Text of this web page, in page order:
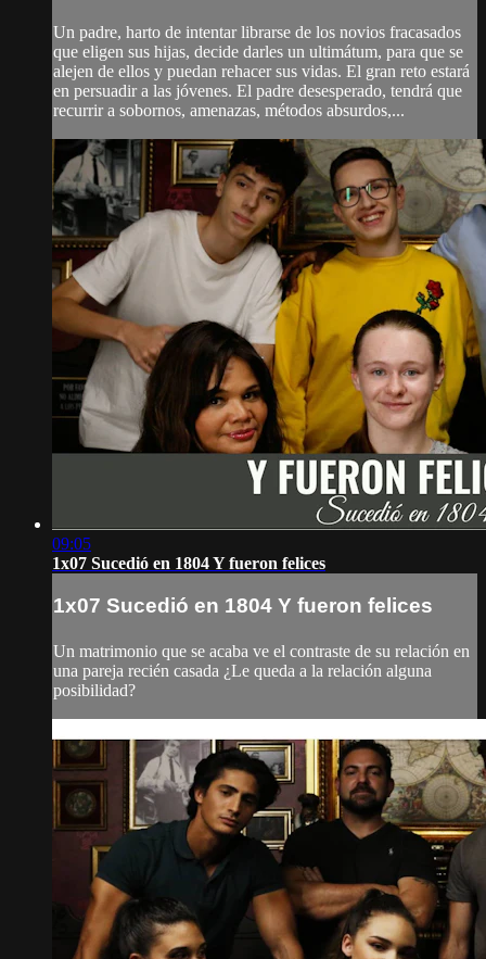
Un padre, harto de intentar librarse de los novios fracasados
que eligen sus hijas, decide darles un ultimátum, para que se
alejen de ellos y puedan rehacer sus vidas. El gran reto estará
en persuadir a las jóvenes. El padre desesperado, tendrá que
recurrir a sobornos, amenazas, métodos absurdos,...
09:05
1x07 Sucedió en 1804 Y fueron felices
1x07 Sucedió en 1804 Y fueron felices
Un matrimonio que se acaba ve el contraste de su relación en
una pareja recién casada ¿Le queda a la relación alguna
posibilidad?